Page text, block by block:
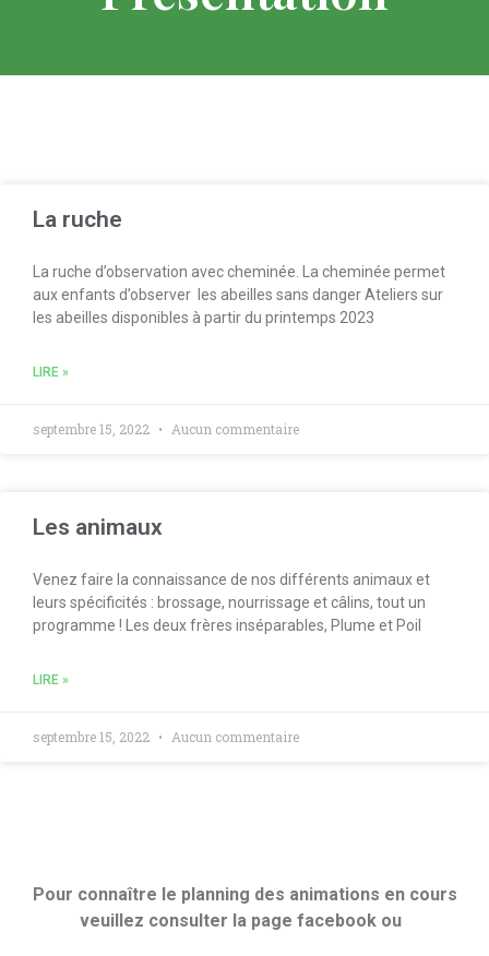
La ruche
La ruche d’observation avec cheminée. La cheminée permet
aux enfants d’observer les abeilles sans danger Ateliers sur
les abeilles disponibles à partir du printemps 2023
LIRE »
septembre 15, 2022 Aucun commentaire
Les animaux
Venez faire la connaissance de nos différents animaux et
leurs spécificités : brossage, nourrissage et câlins, tout un
programme ! Les deux frères inséparables, Plume et Poil
LIRE »
septembre 15, 2022 Aucun commentaire
Pour connaître le planning des animations en cours
veuillez consulter la page facebook ou